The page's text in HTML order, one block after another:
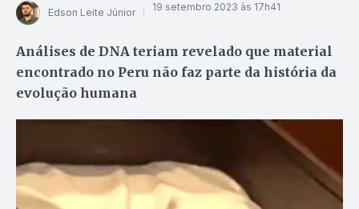
Edson Leite Júnior 19 setembro 2023 às 17h41
Análises de DNA teriam revelado que material
encontrado no Peru não faz parte da história da
evolução humana